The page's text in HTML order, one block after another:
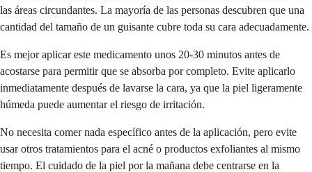
las áreas circundantes. La mayoría de las personas descubren que una
cantidad del tamaño de un guisante cubre toda su cara adecuadamente.
Es mejor aplicar este medicamento unos 20-30 minutos antes de
acostarse para permitir que se absorba por completo. Evite aplicarlo
inmediatamente después de lavarse la cara, ya que la piel ligeramente
húmeda puede aumentar el riesgo de irritación.
No necesita comer nada específico antes de la aplicación, pero evite
usar otros tratamientos para el acné o productos exfoliantes al mismo
tiempo. El cuidado de la piel por la mañana debe centrarse en la